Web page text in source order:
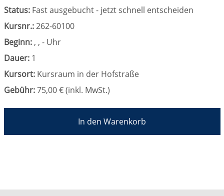
Status: Fast ausgebucht - jetzt schnell entscheiden
Kursnr.:262-60100
Beginn:, , - Uhr
Dauer:1
Kursort:Kursraum in der Hofstraße
Gebühr:75,00 € (inkl. MwSt.)
In den Warenkorb